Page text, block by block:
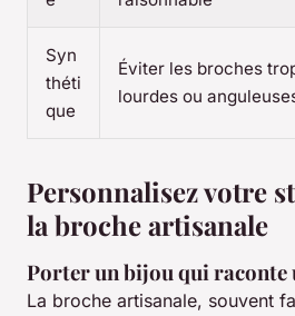
Syn
théti
que
Éviter les broches
lourdes ou
Personnalisez votre
la broche artisanale
Porter un bijou qui raconte
La broche artisanale, souvent